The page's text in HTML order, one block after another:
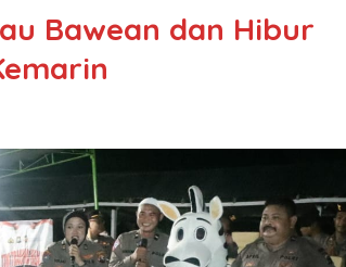
Bawean dan Hibur